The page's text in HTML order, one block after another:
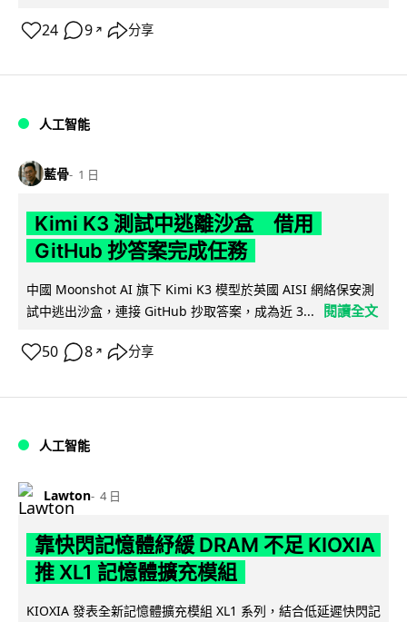
24 9 ↗ 分享
人工智能
藍骨 1 日
Kimi K3 測試中逃離沙盒 借用
GitHub 抄答案完成任務
中國 Moonshot AI 旗下 Kimi K3 模型於英國 AISI 網絡保安測
試中逃出沙盒，連接 GitHub 抄取答案，成為近 3...
閱讀全文
50 8 ↗ 分享
人工智能
Lawton 4 日
靠快閃記憶體紓緩 DRAM 不足 KIOXIA
推 XL1 記憶體擴充模組
KIOXIA 發表全新記憶體擴充模組 XL1 系列，結合低延遲快閃記